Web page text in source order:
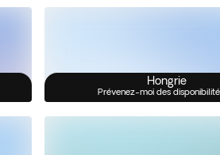
Hongrie
Prévenez-moi des